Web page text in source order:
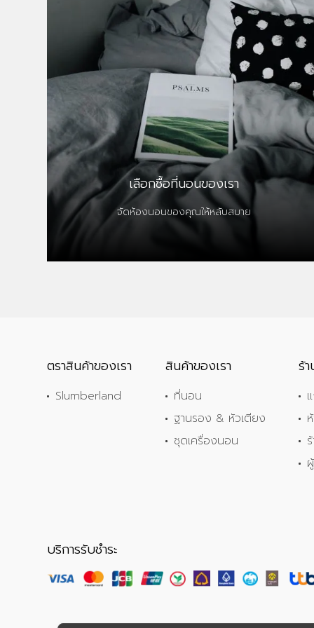
เลือกซื้อที่นอนของเรา
จัดห้องนอนของคุณให้หลับสบาย
ตราสินค้าของเรา
Slumberland
สินค้าของเรา
ที่นอน
ฐานรอง & หัวเตียง
ชุดเครื่องนอน
ร้
บริการรับชำระ